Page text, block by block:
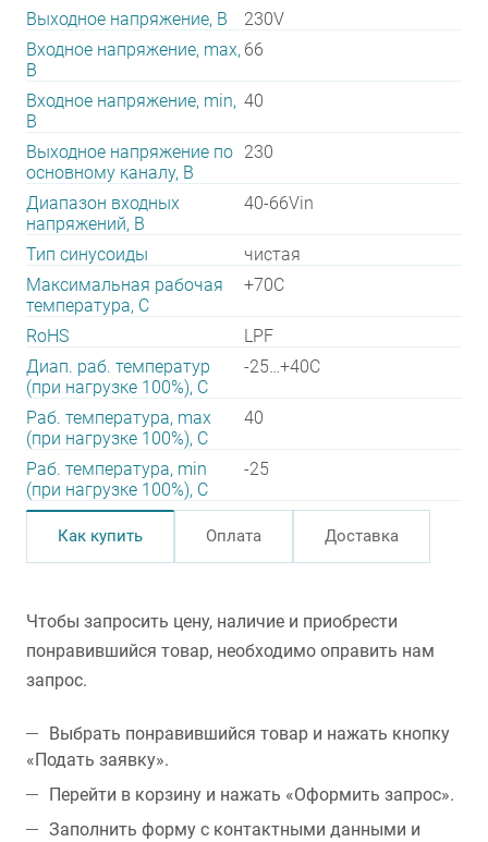
Выходное напряжение, В
230V
Входное напряжение, max,
В
66
Входное напряжение, min,
В
40
Выходное напряжение по
основному каналу, В
230
Диапазон входных
напряжений, В
40-66Vin
Тип синусоиды
чистая
Максимальная рабочая
температура, C
+70C
RoHS
LPF
Диап. раб. температур
(при нагрузке 100%), C
-25…+40C
Раб. температура, max
(при нагрузке 100%), C
40
Раб. температура, min
(при нагрузке 100%), C
-25
Как купить Оплата Доставка
Чтобы запросить цену, наличие и приобрести
понравившийся товар, необходимо оправить нам
запрос.
Выбрать понравившийся товар и нажать кнопку
«Подать заявку».
Перейти в корзину и нажать «Оформить запрос».
Заполнить форму с контактными данными и